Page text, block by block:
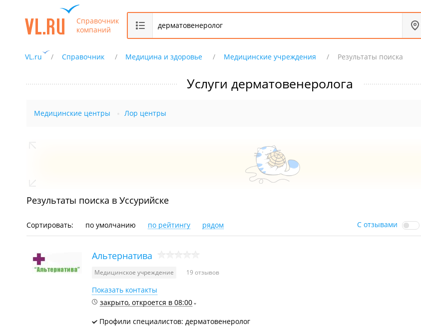
Справочник
компаний
VL.ru Справочник Медицина и здоровье Медицинские учреждения Результаты поиска
Услуги дерматовенеролога
Медицинские центры Лор центры
Результаты поиска в Уссурийске
Сортировать: по умолчанию по рейтингу рядом С отзывами
Альтернатива
Медицинское учреждение 19 отзывов
Показать контакты
закрыто, откроется в 08:00
Профили специалистов: дерматовенеролог